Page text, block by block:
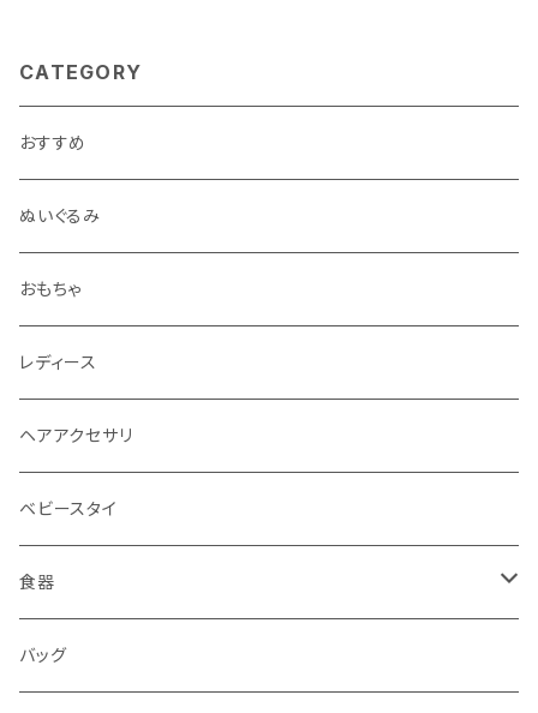
CATEGORY
おすすめ
ぬいぐるみ
おもちゃ
レディース
ヘアアクセサリ
ベビースタイ
食器
水筒
バッグ